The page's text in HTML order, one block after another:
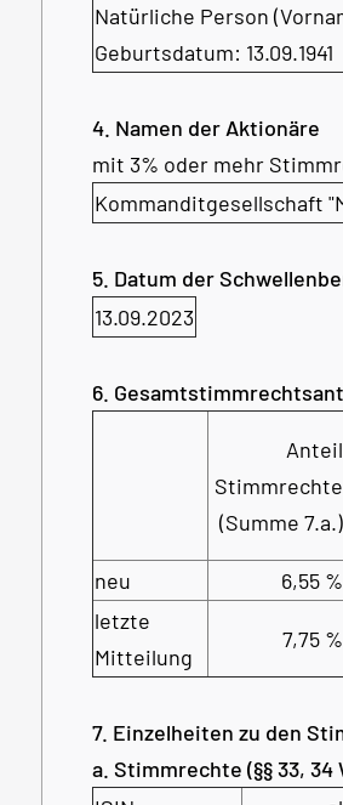
Natürliche Person
Geburtsdatum: 13.09.1941
4. Namen der Aktionäre
mit 3% oder mehr
Kommanditgesellschaft
5. Datum der
13.09.2023
6.
Anteil
Stimmrechte
(Summe 7.a.)
neu 6,55 %
letzte
Mitteilung
7,75 %
7. Einzelheiten zu den
a. Stimmrechte (§§ 33, 34